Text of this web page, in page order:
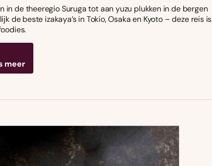
in de theeregio Suruga tot aan yuzu plukken in de bergen
de beste izakaya’s in Tokio, Osaka en Kyoto – deze reis is
meer